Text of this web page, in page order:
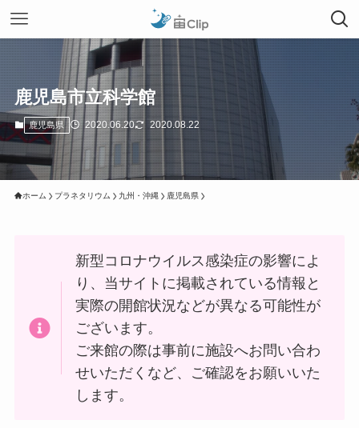
鹿児島市立科学館
鹿児島県 2020.06.20 2020.08.22
ホーム プラネタリウム 九州・沖縄 鹿児島県
新型コロナウイルス感染症の影響によ
り、当サイトに掲載されている情報と
実際の開館状況などが異なる可能性が
ございます。
ご来館の際は事前に施設へお問い合わ
せいただくなど、ご確認をお願いいた
します。